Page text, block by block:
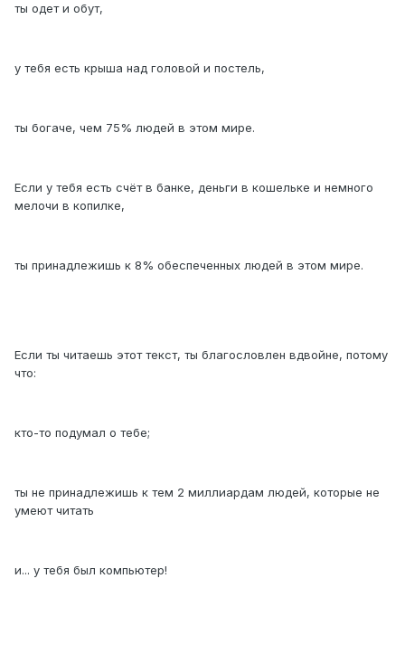
ты одет и обут,
у тебя есть крыша над головой и постель,
ты богаче, чем 75% людей в этом мире.
Если у тебя есть счёт в банке, деньги в кошельке и немного
мелочи в копилке,
ты принадлежишь к 8% обеспеченных людей в этом мире.
Если ты читаешь этот текст, ты благословлен вдвойне, потому
что:
кто-то подумал о тебе;
ты не принадлежишь к тем 2 миллиардам людей, которые не
умеют читать
и... у тебя был компьютер!